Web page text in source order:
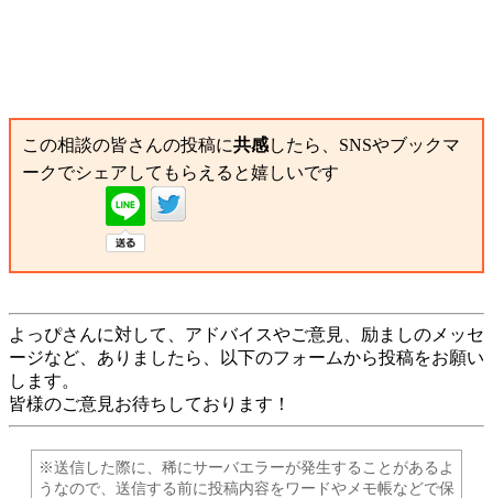
この相談の皆さんの投稿に共感したら、SNSやブックマ
ークでシェアしてもらえると嬉しいです
よっぴさんに対して、アドバイスやご意見、励ましのメッセ
ージなど、ありましたら、以下のフォームから投稿をお願い
します。
皆様のご意見お待ちしております！
※送信した際に、稀にサーバエラーが発生することがあるよ
うなので、送信する前に投稿内容をワードやメモ帳などで保